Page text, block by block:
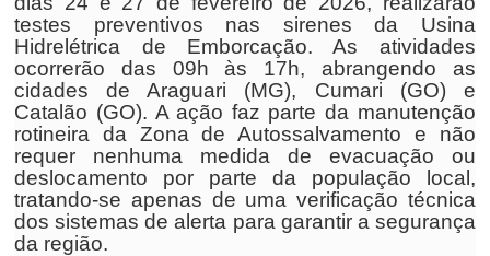
testes preventivos nas sirenes da Usina
Hidrelétrica de Emborcação. As atividades
ocorrerão das 09h às 17h, abrangendo as
cidades de Araguari (MG), Cumari (GO) e
Catalão (GO). A ação faz parte da manutenção
rotineira da Zona de Autossalvamento e não
requer nenhuma medida de evacuação ou
deslocamento por parte da população local,
tratando-se apenas de uma verificação técnica
dos sistemas de alerta para garantir a segurança
da região.